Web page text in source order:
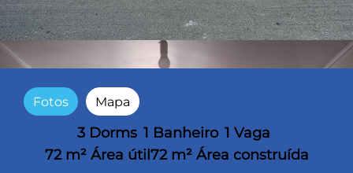
Fotos Mapa
3 Dorms 1 Banheiro 1 Vaga
72 m² Área útil72 m² Área construída